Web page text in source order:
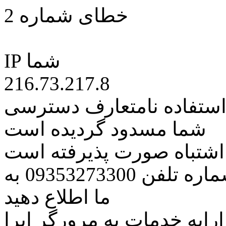
خطای شماره 2
IP شما
216.73.217.8
نامتعارف دسترسی
شما مسدود گردیده است
اشتباه صورت پذیرفته است
مراتب این مسئله را از طریق شماره تلفن 09353273300 به
ما اطلاع دهید
خدمات به مرورگر اپرا